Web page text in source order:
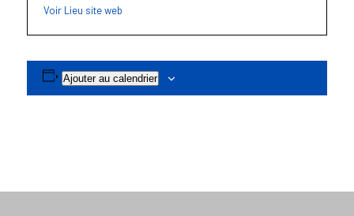
Voir Lieu site web
Ajouter au calendrier